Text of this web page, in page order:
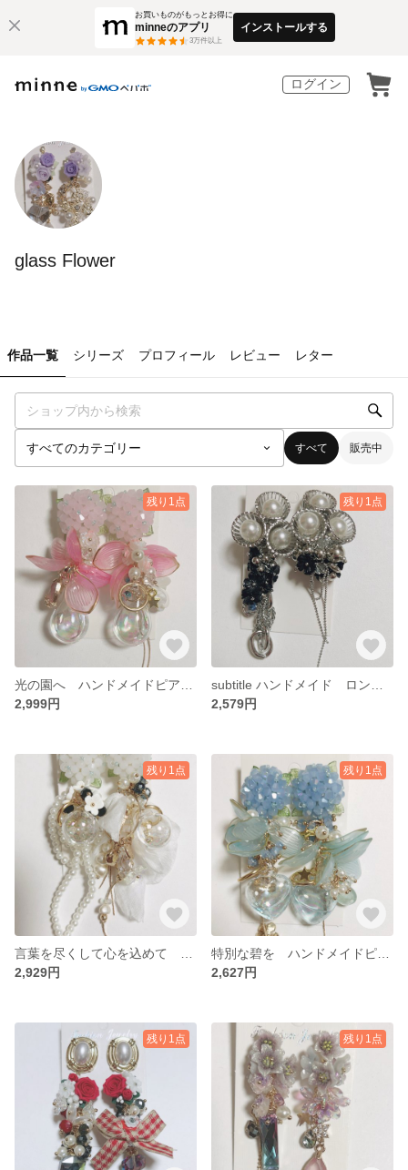
お買いものがもっとお得に
minneのアプリ
3万件以上
インストールする
ログイン
glass Flower
作品一覧 シリーズ プロフィール レビュー レター
すべて 販売中
残り1点
2,999円
残り1点
2,579円
残り1点
2,929円
残り1点
2,627円
残り1点 残り1点